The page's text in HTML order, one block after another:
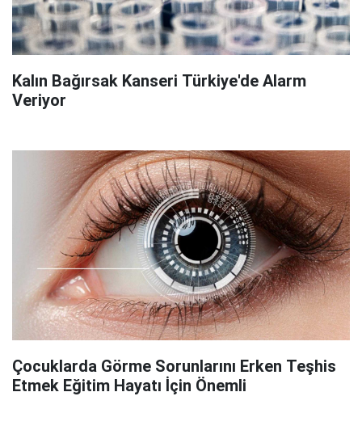
Kalın Bağırsak Kanseri Türkiye'de Alarm
Veriyor
Çocuklarda Görme Sorunlarını Erken Teşhis
Etmek Eğitim Hayatı İçin Önemli